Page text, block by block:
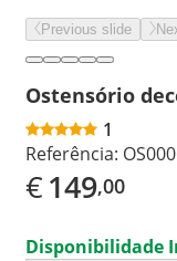
Previous slide
Ostensório
1
Referência:
€149,00
Disponibilidade